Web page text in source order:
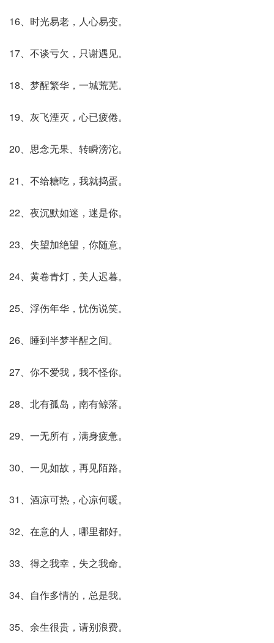
16、时光易老，人心易变。
17、不谈亏欠，只谢遇见。
18、梦醒繁华，一城荒芜。
19、灰飞湮灭，心已疲倦。
20、思念无果、转瞬滂沱。
21、不给糖吃，我就捣蛋。
22、夜沉默如迷，迷是你。
23、失望加绝望，你随意。
24、黄卷青灯，美人迟暮。
25、浮伤年华，忧伤说笑。
26、睡到半梦半醒之间。
27、你不爱我，我不怪你。
28、北有孤岛，南有鲸落。
29、一无所有，满身疲惫。
30、一见如故，再见陌路。
31、酒凉可热，心凉何暖。
32、在意的人，哪里都好。
33、得之我幸，失之我命。
34、自作多情的，总是我。
35、余生很贵，请别浪费。